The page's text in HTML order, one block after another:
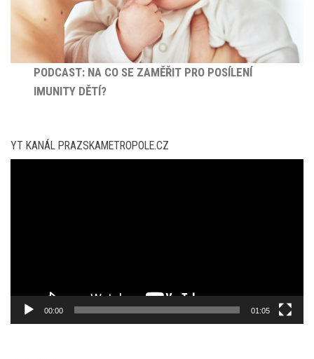
PODCAST: NA CO SE ZAMĚŘIT PRO POSÍLENÍ
IMUNITY DĚTÍ?
YT KANÁL PRAZSKAMETROPOLE.CZ
00:00 01:05